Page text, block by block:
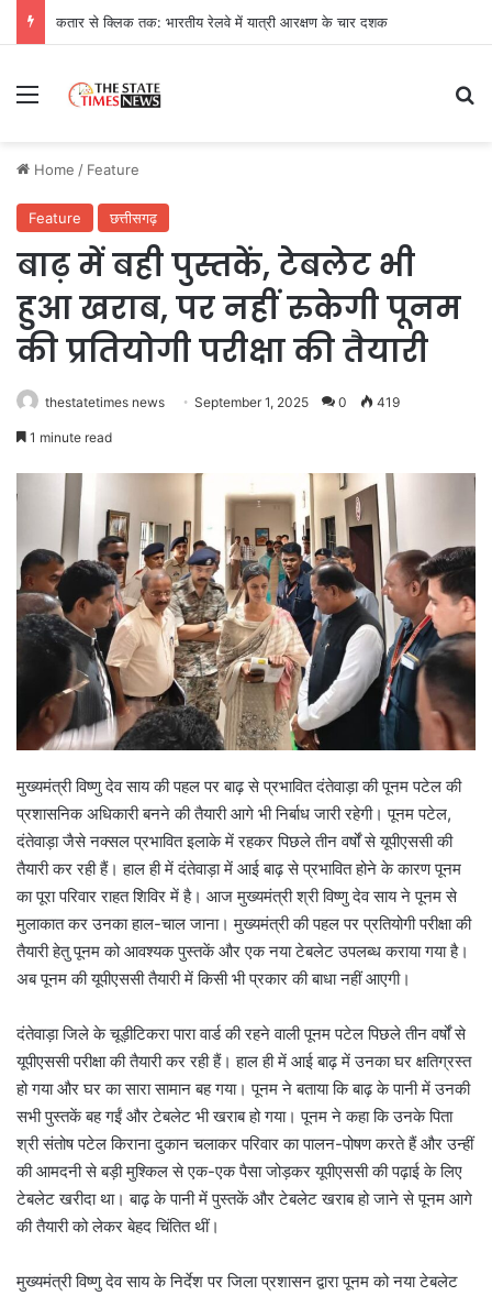
कतार से क्लिक तक: भारतीय रेलवे में यात्री आरक्षण के चार दशक
Menu
Home / Feature
Feature छत्तीसगढ़
बाढ़ में बही पुस्तकें, टेबलेट भी
हुआ खराब, पर नहीं रुकेगी पूनम
की प्रतियोगी परीक्षा की तैयारी
thestatetimes news September 1, 2025 0 419
1 minute read
मुख्यमंत्री विष्णु देव साय की पहल पर बाढ़ से प्रभावित दंतेवाड़ा की पूनम पटेल की
प्रशासनिक अधिकारी बनने की तैयारी आगे भी निर्बाध जारी रहेगी। पूनम पटेल,
दंतेवाड़ा जैसे नक्सल प्रभावित इलाके में रहकर पिछले तीन वर्षों से यूपीएससी की
तैयारी कर रही हैं। हाल ही में दंतेवाड़ा में आई बाढ़ से प्रभावित होने के कारण पूनम
का पूरा परिवार राहत शिविर में है। आज मुख्यमंत्री श्री विष्णु देव साय ने पूनम से
मुलाकात कर उनका हाल-चाल जाना। मुख्यमंत्री की पहल पर प्रतियोगी परीक्षा की
तैयारी हेतु पूनम को आवश्यक पुस्तकें और एक नया टेबलेट उपलब्ध कराया गया है।
अब पूनम की यूपीएससी तैयारी में किसी भी प्रकार की बाधा नहीं आएगी।
दंतेवाड़ा जिले के चूड़ीटिकरा पारा वार्ड की रहने वाली पूनम पटेल पिछले तीन वर्षों से
यूपीएससी परीक्षा की तैयारी कर रही हैं। हाल ही में आई बाढ़ में उनका घर क्षतिग्रस्त
हो गया और घर का सारा सामान बह गया। पूनम ने बताया कि बाढ़ के पानी में उनकी
सभी पुस्तकें बह गईं और टेबलेट भी खराब हो गया। पूनम ने कहा कि उनके पिता
श्री संतोष पटेल किराना दुकान चलाकर परिवार का पालन-पोषण करते हैं और उन्हीं
की आमदनी से बड़ी मुश्किल से एक-एक पैसा जोड़कर यूपीएससी की पढ़ाई के लिए
टेबलेट खरीदा था। बाढ़ के पानी में पुस्तकें और टेबलेट खराब हो जाने से पूनम आगे
की तैयारी को लेकर बेहद चिंतित थीं।
मुख्यमंत्री विष्णु देव साय के निर्देश पर जिला प्रशासन द्वारा पूनम को नया टेबलेट